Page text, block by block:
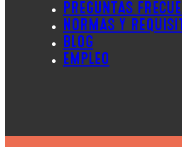
PREGUNTAS
NORMAS Y
BLOG
EMPLEO